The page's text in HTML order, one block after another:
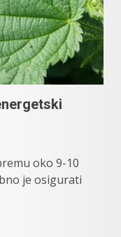
oko 9-10
je osigurati